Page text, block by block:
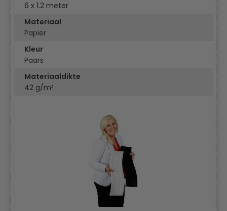
6 x 1.2 meter
Materiaal
Papier
Kleur
Paars
Materiaaldikte
42 g/m²